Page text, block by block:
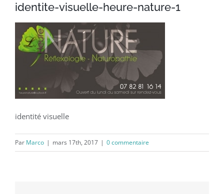
identite-visuelle-heure-nature-1
identité visuelle
Par Marco | mars 17th, 2017 | 0 commentaire